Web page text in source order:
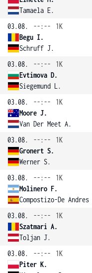
Tamaela E.
03.08.
--:--
1K
Begu I.
Schruff J.
03.08.
--:--
1K
Evtimova D.
Siegemund L.
03.08.
--:--
1K
Moore J.
Van Der Meet A.
03.08.
--:--
1K
Gronert S.
Werner S.
03.08.
--:--
1K
Molinero F.
Compostizo-De Andres
03.08.
--:--
1K
Szatmari A.
Toljan J.
03.08.
--:--
1K
Piter K.